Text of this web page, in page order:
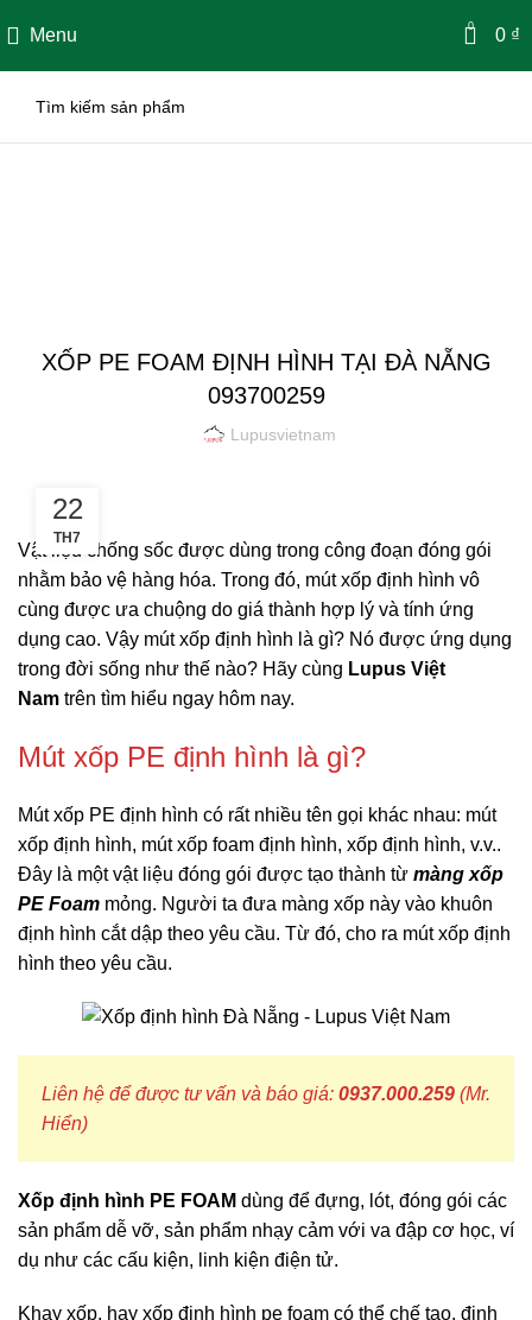
Menu 0 0 ₫
XỐP PE FOAM ĐỊNH HÌNH TẠI ĐÀ NẴNG
093700259
Lupusvietnam
22
TH7
Vật liệu chống sốc được dùng trong công đoạn đóng gói
nhằm bảo vệ hàng hóa. Trong đó, mút xốp định hình vô
cùng được ưa chuộng do giá thành hợp lý và tính ứng
dụng cao. Vậy mút xốp định hình là gì? Nó được ứng dụng
trong đời sống như thế nào? Hãy cùng Lupus Việt
Nam trên tìm hiểu ngay hôm nay.
Mút xốp PE định hình là gì?
Mút xốp PE định hình có rất nhiều tên gọi khác nhau: mút
xốp định hình, mút xốp foam định hình, xốp định hình, v.v..
Đây là một vật liệu đóng gói được tạo thành từ màng xốp
PE Foam mỏng. Người ta đưa màng xốp này vào khuôn
định hình cắt dập theo yêu cầu. Từ đó, cho ra mút xốp định
hình theo yêu cầu.
Liên hệ để được tư vấn và báo giá: 0937.000.259 (Mr.
Hiển)
Xốp định hình PE FOAM dùng để đựng, lót, đóng gói các
sản phẩm dễ vỡ, sản phẩm nhạy cảm với va đập cơ học, ví
dụ như các cấu kiện, linh kiện điện tử.
Khay xốp, hay xốp định hình pe foam có thể chế tạo, định